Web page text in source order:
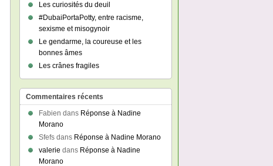
Les curiosités du deuil
#DubaiPortaPotty, entre racisme,
sexisme et misogynoir
Le gendarme, la coureuse et les
bonnes âmes
Les crânes fragiles
Commentaires récents
Fabien dans Réponse à Nadine
Morano
Sfefs dans Réponse à Nadine Morano
valerie dans Réponse à Nadine
Morano